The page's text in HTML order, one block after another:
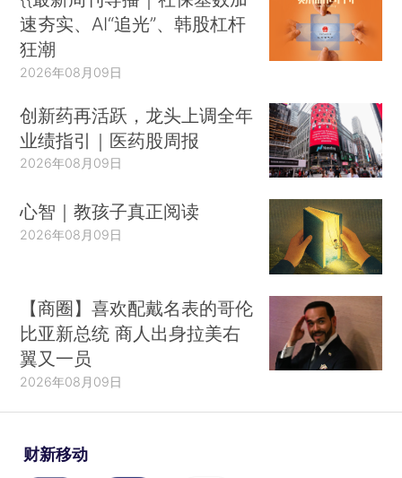
速夯实、AI“追光”、韩股杠杆
狂潮
2026年08月09日
创新药再活跃，龙头上调全年
业绩指引｜医药股周报
2026年08月09日
心智｜教孩子真正阅读
2026年08月09日
【商圈】喜欢配戴名表的哥伦
比亚新总统 商人出身拉美右
翼又一员
2026年08月09日
财新移动